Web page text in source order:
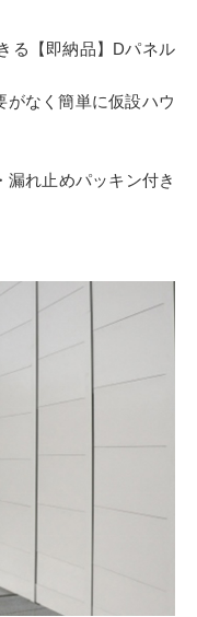
る【即納品】Dパネル
なく簡単に仮設ハウ
れ止めパッキン付き